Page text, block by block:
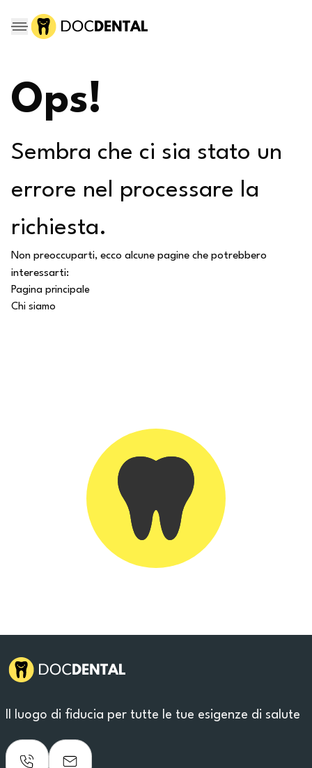
Ops!
Sembra che ci sia stato un
errore nel processare la
richiesta.
Non preoccuparti, ecco alcune pagine che potrebbero
interessarti:
Pagina principale
Chi siamo
Il luogo di fiducia per tutte le tue esigenze di salute